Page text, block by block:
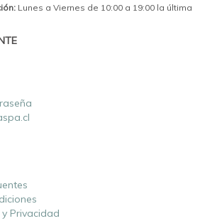
Lunes a Viernes de 10:00 a 19:00 la última
Privacidad